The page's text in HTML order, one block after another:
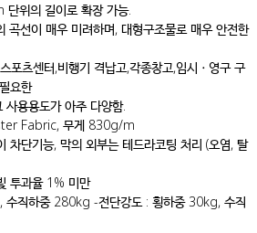
위의 길이로 확장 가능.
곡선이 매우 미려하며, 대형구조물로 매우 안전한
포츠센터,비행기 격납고,각종창고,임시ㆍ영구 구
요한
용용도가 아주 다양함.
Fabric, 무게 830g/m
차단기능, 막의 외부는 테드라코팅 처리 (오염, 탈
투과율 1% 미만
직하중 280kg -전단강도 : 횡하중 30kg, 수직